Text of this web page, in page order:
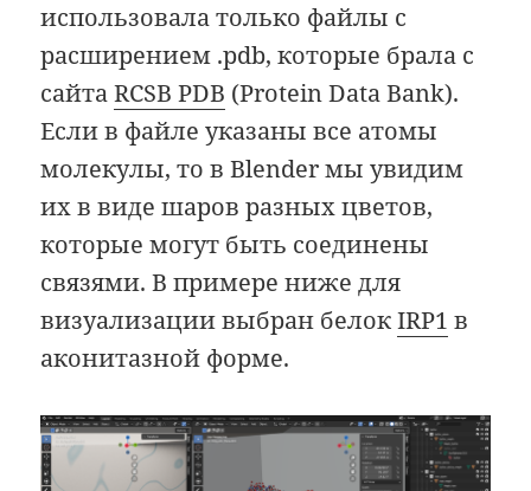
использовала только файлы с
расширением .pdb, которые брала с
сайтаRCSB PDB (Protein Data Bank).
Если в файле указаны все атомы
молекулы, то в Blender мы увидим
их в виде шаров разных цветов,
которые могут быть соединены
связями. В примере ниже для
визуализации выбран белокIRP1 в
аконитазной форме.